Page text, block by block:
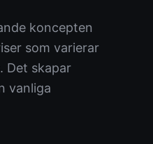
koncepten
som varierar
Det skapar
vanliga